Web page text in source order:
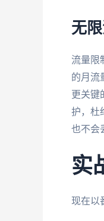
无
流量限
的月流
更关键
护，杜
也不会
实
现在以